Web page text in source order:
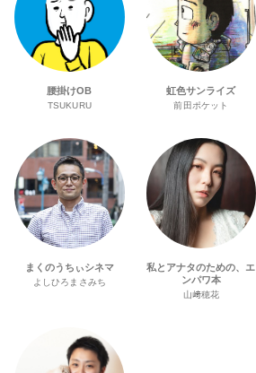
腰掛けOB
TSUKURU
虹色サンライズ
前田ポケット
まくのうちぃシネマ
よしひろまさみち
私とアナタのための、エ
ンパワ本
山﨑穂花